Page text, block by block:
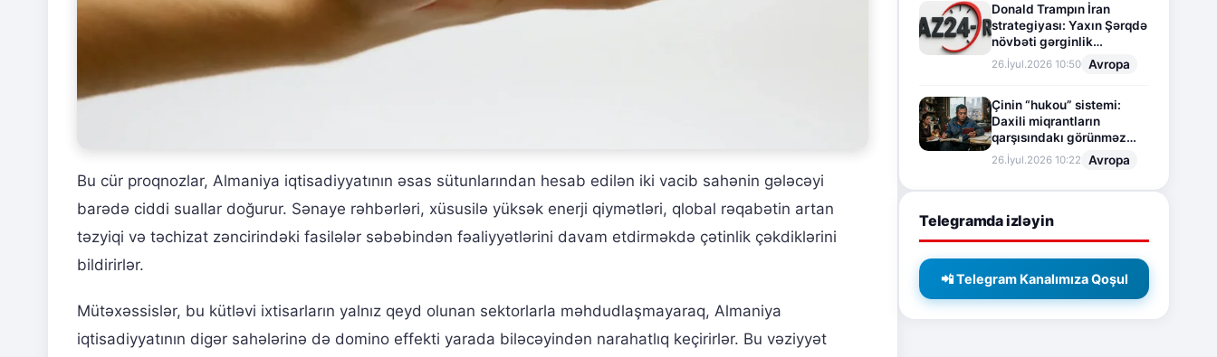
Bu cür proqnozlar, Almaniya iqtisadiyyatının əsas sütunlarından hesab edilən iki vacib sahənin gələcəyi
barədə ciddi suallar doğurur. Sənaye rəhbərləri, xüsusilə yüksək enerji qiymətləri, qlobal rəqabətin artan
təzyiqi və təchizat zəncirindəki fasilələr səbəbindən fəaliyyətlərini davam etdirməkdə çətinlik çəkdiklərini
bildirirlər.
Mütəxəssislər, bu kütləvi ixtisarların yalnız qeyd olunan sektorlarla məhdudlaşmayaraq, Almaniya
iqtisadiyyatının digər sahələrinə də domino effekti yarada biləcəyindən narahatlıq keçirirlər. Bu vəziyyət
Donald Trampın İran
strategiyası: Yaxın Şərqdə
növbəti gərginlik
mərhələsi
26.İyul.2026 10:50 Avropa
Çinin “hukou” sistemi:
Daxili miqrantların
qarşısındakı görünməz
sədd
26.İyul.2026 10:22 Avropa
Telegramda izləyin
📲 Telegram Kanalımıza Qoşul